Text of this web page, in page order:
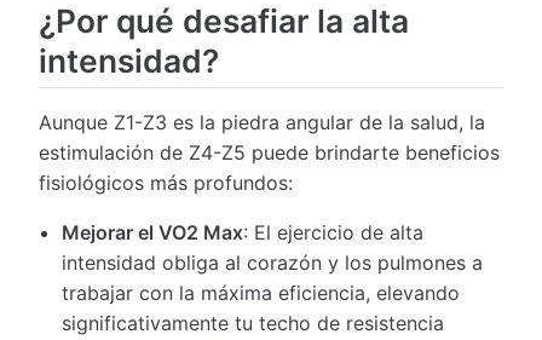
¿Por qué desafiar la alta
intensidad?
Aunque Z1-Z3 es la piedra angular de la salud, la
estimulación de Z4-Z5 puede brindarte beneficios
fisiológicos más profundos:
Mejorar el VO2 Max: El ejercicio de alta
intensidad obliga al corazón y los pulmones a
trabajar con la máxima eficiencia, elevando
significativamente tu techo de resistencia